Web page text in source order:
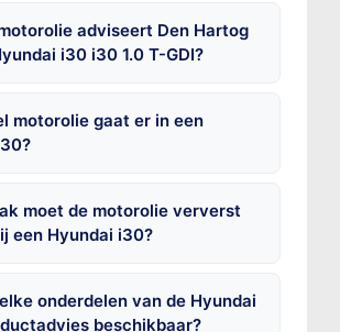
adviseert Den Hartog
i30 i30 1.0 T-GDI?
motorolie gaat er in een
moet de motorolie ververst
een Hyundai i30?
onderdelen van de Hyundai
beschikbaar?